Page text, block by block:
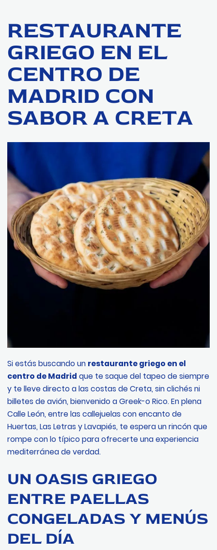
RESTAURANTE
GRIEGO EN EL
CENTRO DE
MADRID CON
SABOR A CRETA
Si estás buscando un restaurante griego en el
centro de Madrid que te saque del tapeo de siempre
y te lleve directo a las costas de Creta, sin clichés ni
billetes de avión, bienvenido a Greek-o Rico. En plena
Calle León, entre las callejuelas con encanto de
Huertas, Las Letras y Lavapiés, te espera un rincón que
rompe con lo típico para ofrecerte una experiencia
mediterránea de verdad.
UN OASIS GRIEGO
ENTRE PAELLAS
CONGELADAS Y MENÚS
DEL DÍA